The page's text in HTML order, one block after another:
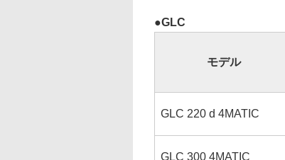
GLC
モデル
GLC 220 d 4MATIC
GLC 300 4MATIC